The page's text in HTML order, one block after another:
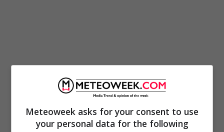
a curva dei decessi non scenderà così
Meteoweek asks for your consent to use
your personal data for the following